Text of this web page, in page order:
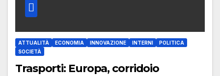
ATTUALITÀ ECONOMIA INNOVAZIONE INTERNI
POLITICA
SOCIETÀ
Trasporti: Europa, corridoio